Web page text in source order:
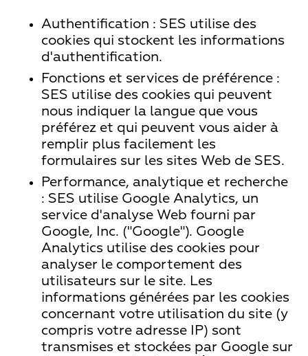
Authentification : SES utilise des
cookies qui stockent les informations
d'authentification.
Fonctions et services de préférence :
SES utilise des cookies qui peuvent
nous indiquer la langue que vous
préférez et qui peuvent vous aider à
remplir plus facilement les
formulaires sur les sites Web de SES.
Performance, analytique et recherche
: SES utilise Google Analytics, un
service d'analyse Web fourni par
Google, Inc. ("Google"). Google
Analytics utilise des cookies pour
analyser le comportement des
utilisateurs sur le site. Les
informations générées par les cookies
concernant votre utilisation du site (y
compris votre adresse IP) sont
transmises et stockées par Google sur